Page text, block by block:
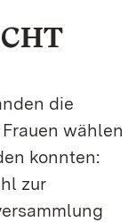
die
wählen
konnten:
zur